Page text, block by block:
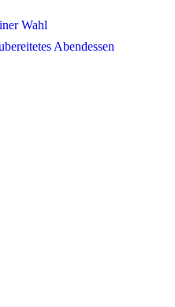
Wahl
Abendessen